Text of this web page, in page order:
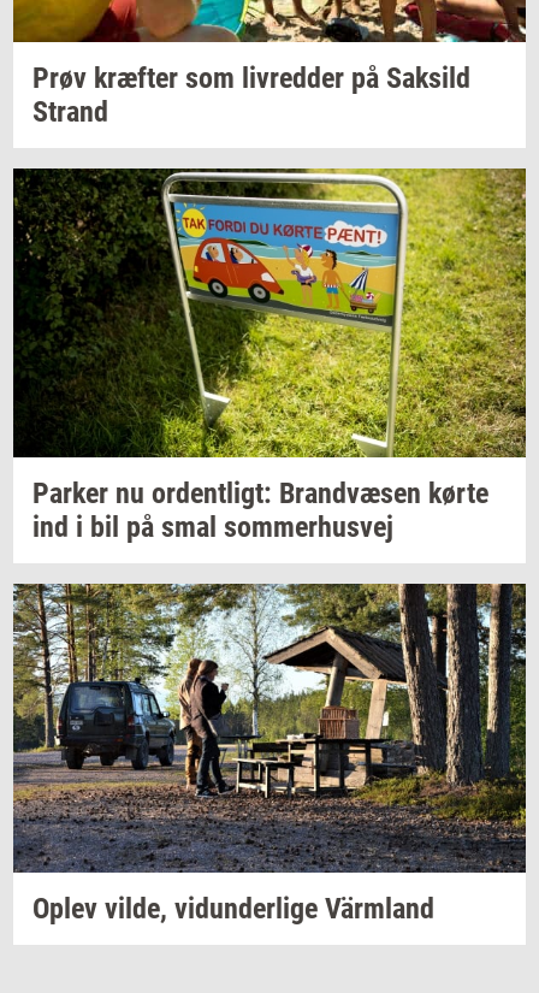
Prøv kræf­ter som liv­red­der på Sak­sild
Strand
Par­ker nu or­dent­ligt: Brand­væ­sen kørte
ind i bil på smal som­mer­hus­vej
Oplev vilde, vi­dun­der­li­ge Värmland